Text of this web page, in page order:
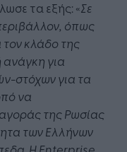
τα εξής: «Σε
όπως
τον κλάδο της
ανάγκη για
στόχων για τα
να
της Ρωσίας
των Ελλήνων